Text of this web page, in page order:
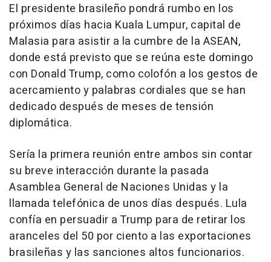
El presidente brasileño pondrá rumbo en los
próximos días hacia Kuala Lumpur, capital de
Malasia para asistir a la cumbre de la ASEAN,
donde está previsto que se reúna este domingo
con Donald Trump, como colofón a los gestos de
acercamiento y palabras cordiales que se han
dedicado después de meses de tensión
diplomática.
Sería la primera reunión entre ambos sin contar
su breve interacción durante la pasada
Asamblea General de Naciones Unidas y la
llamada telefónica de unos días después. Lula
confía en persuadir a Trump para de retirar los
aranceles del 50 por ciento a las exportaciones
brasileñas y las sanciones altos funcionarios.